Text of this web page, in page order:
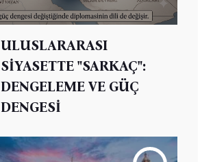
ULUSLARARASI
SİYASETTE "SARKAÇ":
DENGELEME VE GÜÇ
DENGESİ